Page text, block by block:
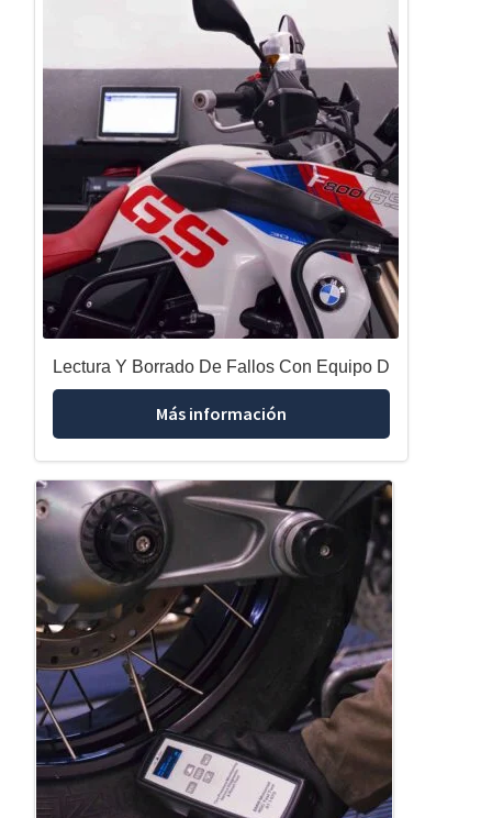
Lectura Y Borrado De Fallos Con Equipo D
Más información